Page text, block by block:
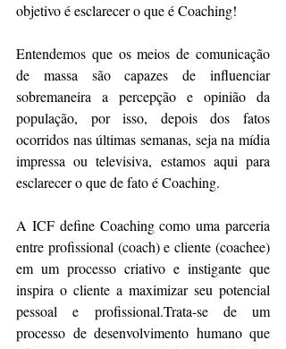
objetivo é esclarecer o que é Coaching!
Entendemos que os meios de comunicação
de massa são capazes de influenciar
sobremaneira a percepção e opinião da
população, por isso, depois dos fatos
ocorridos nas últimas semanas, seja na mídia
impressa ou televisiva, estamos aqui para
esclarecer o que de fato é Coaching.
A ICF define Coaching como uma parceria
entre profissional (coach) e cliente (coachee)
em um processo criativo e instigante que
inspira o cliente a maximizar seu potencial
pessoal e profissional.Trata-se de um
processo de desenvolvimento humano que